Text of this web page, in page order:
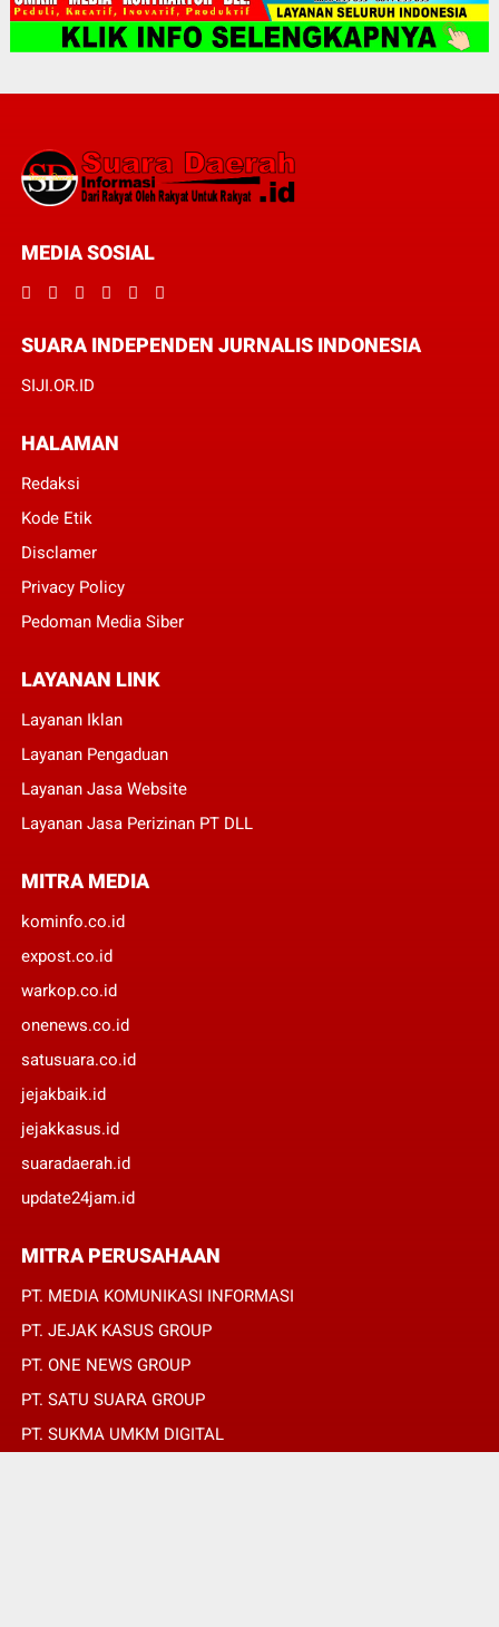
MEDIA SOSIAL
SUARA INDEPENDEN JURNALIS INDONESIA
SIJI.OR.ID
HALAMAN
Redaksi
Kode Etik
Disclamer
Privacy Policy
Pedoman Media Siber
LAYANAN LINK
Layanan Iklan
Layanan Pengaduan
Layanan Jasa Website
Layanan Jasa Perizinan PT DLL
MITRA MEDIA
kominfo.co.id
expost.co.id
warkop.co.id
onenews.co.id
satusuara.co.id
jejakbaik.id
jejakkasus.id
suaradaerah.id
update24jam.id
MITRA PERUSAHAAN
PT. MEDIA KOMUNIKASI INFORMASI
PT. JEJAK KASUS GROUP
PT. ONE NEWS GROUP
PT. SATU SUARA GROUP
PT. SUKMA UMKM DIGITAL